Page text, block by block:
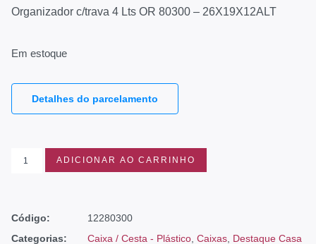
Organizador c/trava 4 Lts OR 80300 – 26X19X12ALT
Em estoque
Detalhes do parcelamento
ADICIONAR AO CARRINHO
Código:
12280300
Categorias:
Caixa / Cesta - Plástico Caixas Destaque Casa